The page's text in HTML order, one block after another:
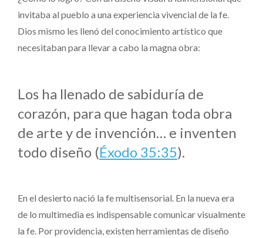
invitaba al pueblo a una experiencia vivencial de la fe.
Dios mismo les llenó del conocimiento artístico que
necesitaban para llevar a cabo la magna obra:
Los ha llenado de sabiduría de
corazón, para que hagan toda obra
de arte y de invención… e inventen
todo diseño (Éxodo 35:35).
En el desierto nació la fe multisensorial. En la nueva era
de lo multimedia es indispensable comunicar visualmente
la fe. Por providencia, existen herramientas de diseño